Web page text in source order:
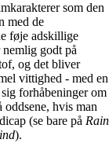
som den
med de
føje adskillige
godt på
og det bliver
vittighed - med en
forhåbeninger om
hvis man
(se bare på Rain
).